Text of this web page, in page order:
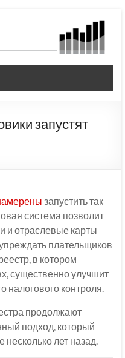
запустят
запустить так
система позволит
и отраслевые карты
плательщиков
в котором
существенно улучшит
налогового контроля.
продолжают
подход, который
лет назад.